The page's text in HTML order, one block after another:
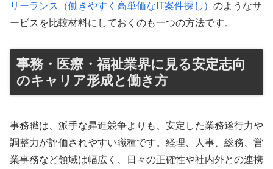
リーランス（働きやすく高単価なIT案件探し） のようなサ
ービスを比較材料にしておくのも一つの方法です。
事務・医療・福祉業界に見る安定志向
のキャリア形成と働き方
事務職は、派手な昇進競争よりも、安定した業務遂行力や
調整力が評価されやすい職種です。経理、人事、総務、営
業事務など領域は幅広く、日々の正確性や社内外との連携